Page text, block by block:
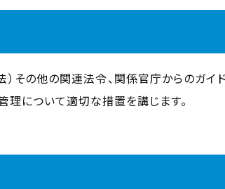
その他の関連法令、関係官庁からのガイ
理について適切な措置を講じます。